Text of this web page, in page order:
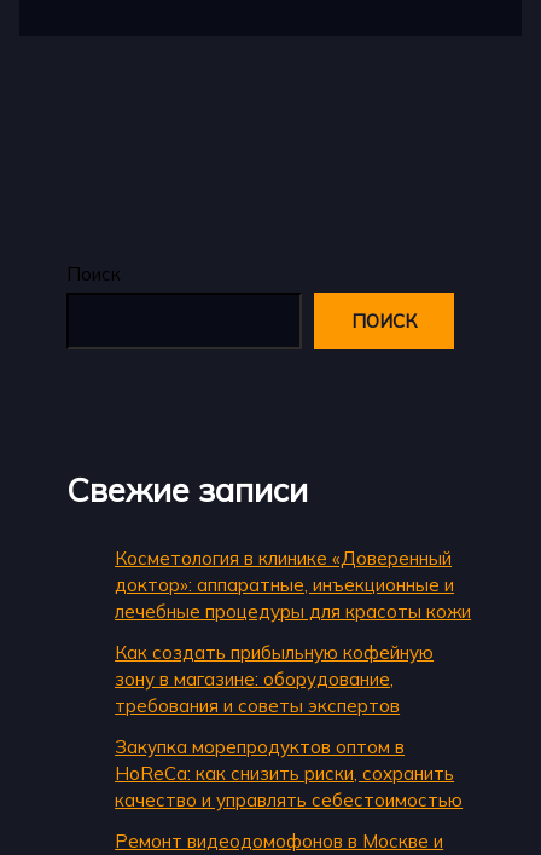
Поиск
ПОИСК
Свежие записи
Косметология в клинике «Доверенный
доктор»: аппаратные, инъекционные и
лечебные процедуры для красоты кожи
Как создать прибыльную кофейную
зону в магазине: оборудование,
требования и советы экспертов
Закупка морепродуктов оптом в
HoReCa: как снизить риски, сохранить
качество и управлять себестоимостью
Ремонт видеодомофонов в Москве и